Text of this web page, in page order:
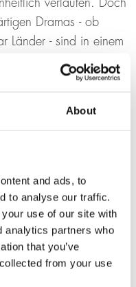
About
and ads, to
to analyse our traffic.
use of our site with
analytics partners who
that you’ve
from your use
verlaufen. Doch
Dramas - ob
Länder - sind in einem
sie daran hindert, der
Künftiger
erfordern.